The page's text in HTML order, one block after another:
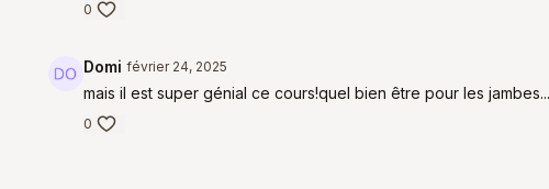
0
Domi février 24, 2025
mais il est super génial ce cours!quel bien être pour les
0